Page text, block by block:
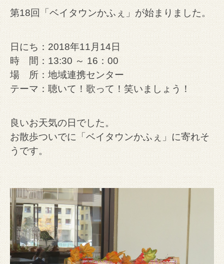
第18回「ベイタウンかふぇ」が始まりました。
日にち：2018年11月14日
時 間：13:30 ～ 16：00
場 所：地域連携センター
テーマ：聴いて！歌って！笑いましょう！
良いお天気の日でした。
お散歩ついでに「ベイタウンかふぇ」に寄れそ
うです。